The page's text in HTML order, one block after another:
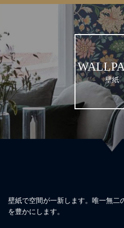
壁紙
壁紙で空間が一新します。唯一無二
を豊かにします。